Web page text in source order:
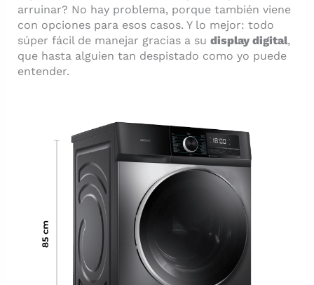
arruinar? No hay problema, porque también viene
con opciones para esos casos. Y lo mejor: todo
súper fácil de manejar gracias a su display digital,
que hasta alguien tan despistado como yo puede
entender.